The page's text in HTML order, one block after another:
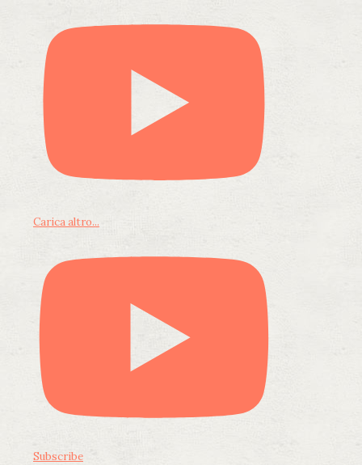
Carica altro...
Subscribe